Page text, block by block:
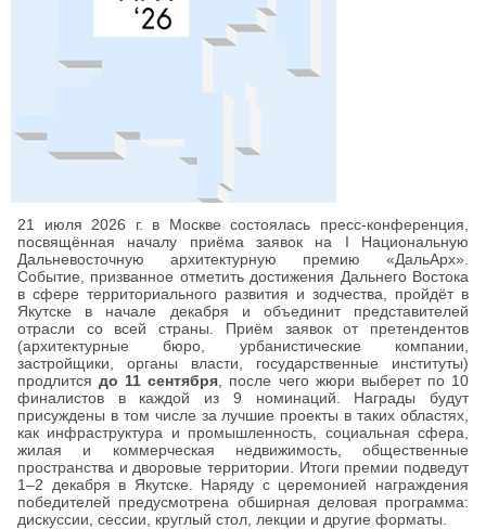
21 июля 2026 г. в Москве состоялась пресс-конференция,
посвящённая началу приёма заявок на I Национальную
Дальневосточную архитектурную премию «ДальАрх».
Событие, призванное отметить достижения Дальнего Востока
в сфере территориального развития и зодчества, пройдёт в
Якутске в начале декабря и объединит представителей
отрасли со всей страны. Приём заявок от претендентов
(архитектурные бюро, урбанистические компании,
застройщики, органы власти, государственные институты)
продлитсядо 11 сентября , после чего жюри выберет по 10
финалистов в каждой из 9 номинаций. Награды будут
присуждены в том числе за лучшие проекты в таких областях,
как инфраструктура и промышленность, социальная сфера,
жилая и коммерческая недвижимость, общественные
пространства и дворовые территории. Итоги премии подведут
1–2 декабря в Якутске. Наряду с церемонией награждения
победителей предусмотрена обширная деловая программа:
дискуссии, сессии, круглый стол, лекции и другие форматы.